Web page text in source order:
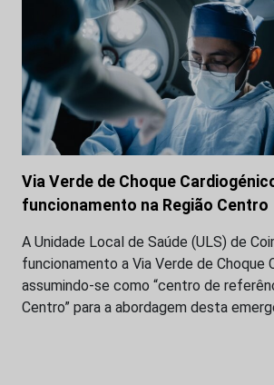
Via Verde de Choque
funcionamento na Região Centro
A Unidade Local de Saúde (ULS) de
funcionamento a Via Verde de Choque
assumindo-se como “centro de
Centro” para a abordagem desta